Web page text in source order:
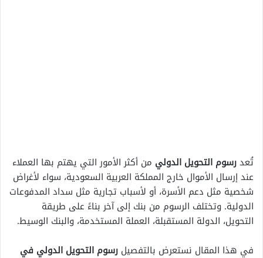
تُعدرسوم التحويل الدولي من أكثر الأمور التي يهتم بها العملاء
عند إرسال الأموال خارج المملكة العربية السعودية، سواء لأغراض
شخصية مثل دعم الأسرة، أو لأسباب تجارية مثل سداد المدفوعات
الدولية. وتختلف الرسوم من بنك إلى آخر بناءً على طريقة
التحويل، الدولة المستقبلة، العملة المستخدمة، والبنك الوسيط.
في هذا المقال نستعرض بالتفصيل رسوم التحويل الدولي في